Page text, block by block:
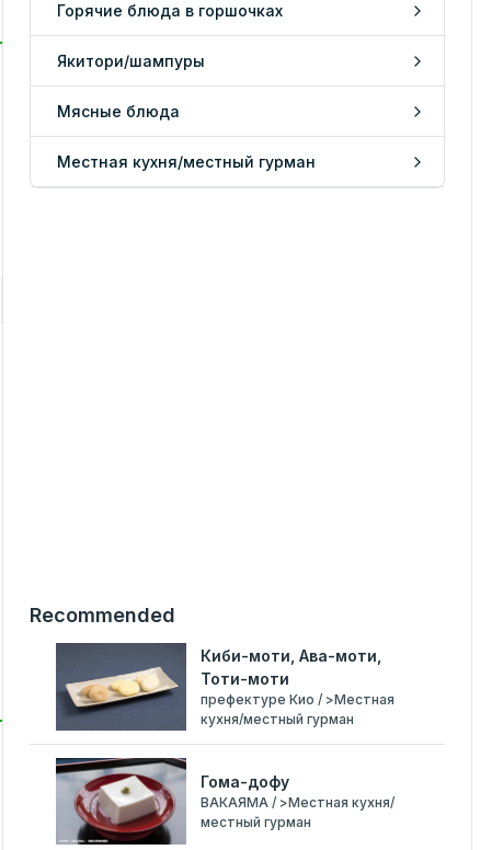
Горячие блюда в горшочках
Якитори/шампуры
Мясные блюда
Местная кухня/местный гурман
Recommended
Киби-моти, Ава-моти,
Тоти-моти
префектуре Кио / >Местная
кухня/местный гурман
Гома-дофу
ВАКАЯМА / >Местная кухня/
местный гурман